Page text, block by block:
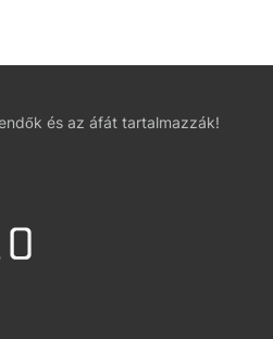
és az áfát tartalmazzák!